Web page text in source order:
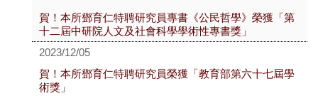
賀！本所鄧育仁特聘研究員專書《公民哲學》榮獲「第
十二屆中研院人文及社會科學學術性專書獎」
2023/12/05
賀！本所鄧育仁特聘研究員榮獲「教育部第六十七屆學
術獎」